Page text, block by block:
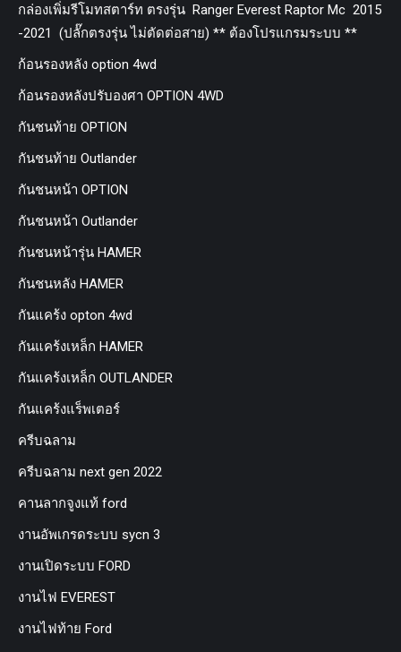
กล่องเพิ่มรีโมทสตาร์ท ตรงรุ่น Ranger Everest Raptor Mc 2015
-2021 (ปลั๊กตรงรุ่น ไม่ตัดต่อสาย) ** ต้องโปรแกรมระบบ **
ก้อนรองหลัง option 4wd
ก้อนรองหลังปรับองศา OPTION 4WD
กันชนท้าย OPTION
กันชนท้าย Outlander
กันชนหน้า OPTION
กันชนหน้า Outlander
กันชนหน้ารุ่น HAMER
กันชนหลัง HAMER
กันแคร้ง opton 4wd
กันแคร้งเหล็ก HAMER
กันแคร้งเหล็ก OUTLANDER
กันแคร้งแร็พเตอร์
ครีบฉลาม
ครีบฉลาม next gen 2022
คานลากจูงแท้ ford
งานอัพเกรดระบบ sycn 3
งานเปิดระบบ FORD
งานไฟ EVEREST
งานไฟท้าย Ford